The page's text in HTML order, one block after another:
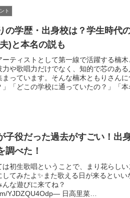
ト
の学歴・出身校は？学生時代
)と本名の説も
ーティストとして第一線で活躍する楠木
力や歌唱力だけでなく、知的で芯のある
まっています。そんな楠木ともりさんに
」「どこの学校に通っていたの？」「本
子役だった過去がすごい！出
調べた！
は初生歌唱ということで、まり花らしい
してみたよ✨また歌える日が来るといい
な遊びに来てね？
YJDZQU4Odp— 日高里菜